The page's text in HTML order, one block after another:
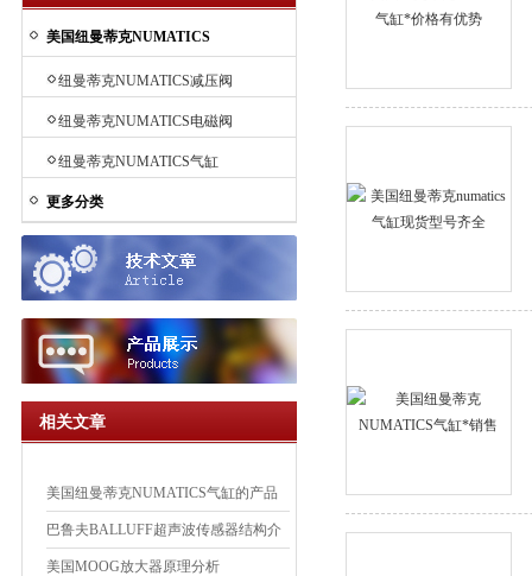
美国纽曼蒂克NUMATICS
纽曼蒂克NUMATICS减压阀
纽曼蒂克NUMATICS电磁阀
纽曼蒂克NUMATICS气缸
更多分类
相关文章
美国纽曼蒂克NUMATICS气缸的产品
简介
巴鲁夫BALLUFF超声波传感器结构介
绍
美国MOOG放大器原理分析